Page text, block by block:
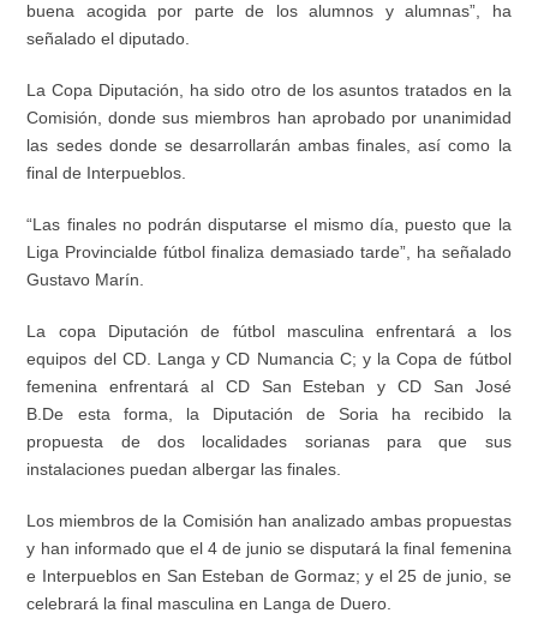
buena acogidapor parte de los alumnos y alumnas”, ha
señalado el diputado.
La Copa Diputación, ha sido otro de los asuntos tratados en la
Comisión, donde sus miembros han aprobado por unanimidad
las sedes donde se desarrollarán ambas finales, así como la
final de Interpueblos.
“Las finales no podrán disputarse el mismo día, puesto que la
Liga Provincialde fútbol finaliza demasiado tarde”, ha señalado
Gustavo Marín.
La copa Diputación de fútbol masculina enfrentará a los
equipos del CD. Langa y CD Numancia C; y la Copa de fútbol
femenina enfrentará al CD San Esteban y CD San José
B.De esta forma, la Diputación de Soria ha recibido la
propuesta dedos localidades sorianas paraque sus
instalaciones puedan albergar las finales.
Los miembros de la Comisión han analizado ambas propuestas
y han informado que el 4 de junio se disputará la final femenina
e Interpueblosen San Esteban de Gormaz; y el 25 de junio, se
celebrará la final masculina en Langa de Duero.